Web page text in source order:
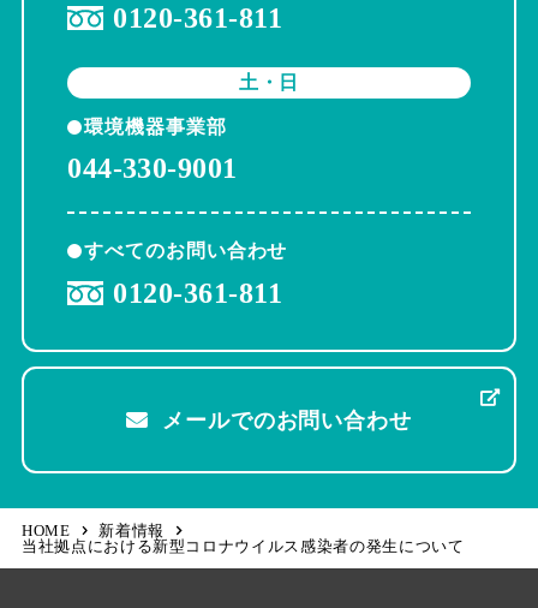
0120-361-811
土・日
環境機器事業部
044-330-9001
すべてのお問い合わせ
0120-361-811
メールでのお問い合わせ
HOME
新着情報
当社拠点における新型コロナウイルス感染者の発生について